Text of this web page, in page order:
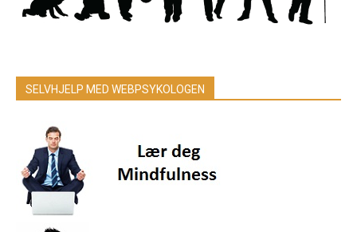
SELVHJELP MED WEBPSYKOLOGEN